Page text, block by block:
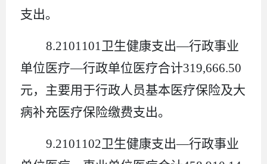
支出。
8.2101101 卫生健康支出—行政事业
单位医疗—行政单位医疗合计319,666.50
元， 主要用于行政人员基本医疗保险及大
病补充医疗保险缴费支出。
9.2101102卫生健康支出—行政事业